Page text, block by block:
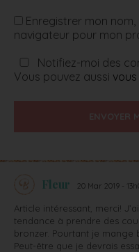
Enregistrer mon
navigateur pour mon
Notifiez-moi des
Vous pouvez aussi
Fleur 20 Mar 2019 -
Article intéressant, merci!
tendance à prendre des
bronzer. Pourtant je mange
Peut-être que je devrais